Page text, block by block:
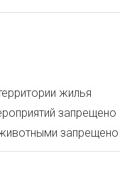
жилья
запрещено
запрещено